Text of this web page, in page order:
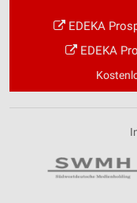
EDEKA
EDEKA